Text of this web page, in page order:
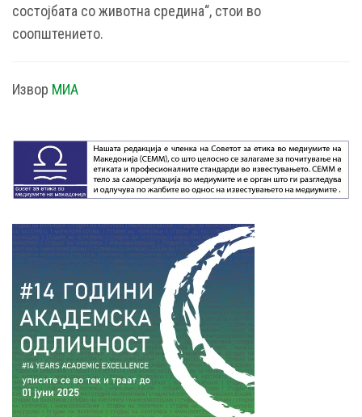
состојбата со животна средина“, стои во
соопштението.
Извор МИА